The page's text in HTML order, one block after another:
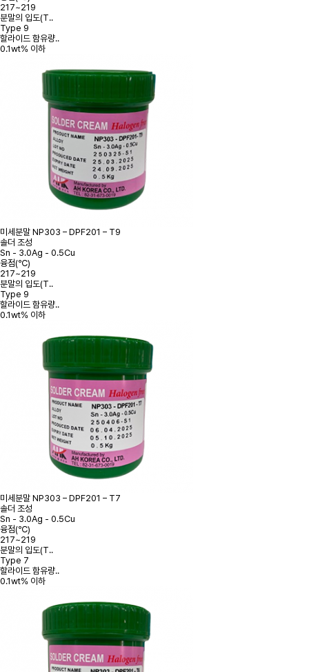
217~219
분말의 입도(T..
Type 9
할라이드 함유량..
0.1wt% 이하
미세분말 NP303 – DPF201 – T9
솔더 조성
Sn - 3.0Ag - 0.5Cu
융점(℃)
217~219
분말의 입도(T..
Type 9
할라이드 함유량..
0.1wt% 이하
미세분말 NP303 – DPF201 – T7
솔더 조성
Sn - 3.0Ag - 0.5Cu
융점(℃)
217~219
분말의 입도(T..
Type 7
할라이드 함유량..
0.1wt% 이하